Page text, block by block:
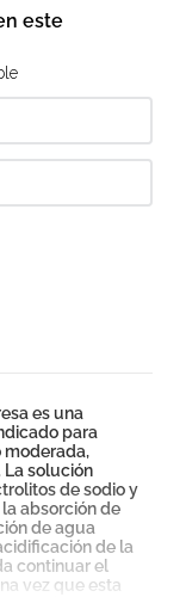
este
es una
para
moderada,
La solución
de sodio y
absorción de
de agua
de la
continuar el
vez que esta